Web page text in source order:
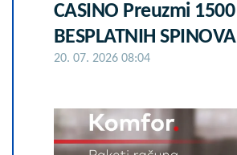
CASINO Preuzmi 1500
BESPLATNIH SPINOVA
20. 07. 2026 08:04